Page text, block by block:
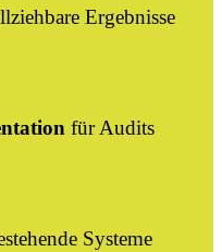
Ergebnisse
für Audits
Systeme